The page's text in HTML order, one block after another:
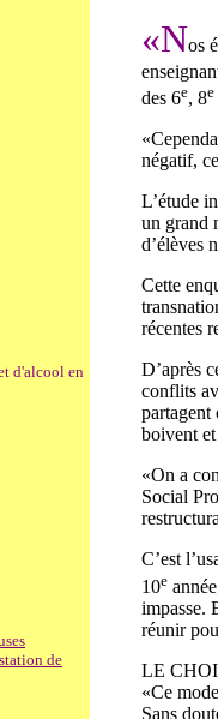
d'alcool en
de
«Nos
des 6e, 8e
négatif,
L’étude
un grand
d’élèves
Cette
récentes
D’après
conflits
partagent
boivent
«On a
Social
C’est
10e
impasse.
réunir
LE
«Ce
Sans